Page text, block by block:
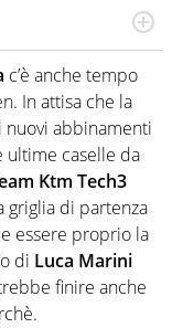
accendono i motori,
e volentieri finisce
c’è anche tempo
In attisa che la
nuovi abbinamenti
ultime caselle da
Ktm Tech3
di partenza
essere proprio la
di Luca Marini
finire anche